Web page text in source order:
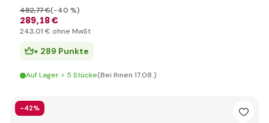
289,18 €
482,77 €(-40 %)
243,01 € ohne MwSt
+ 289 Punkte
Auf Lager > 5 Stücke(Bei Ihnen 17.08.)
-42%